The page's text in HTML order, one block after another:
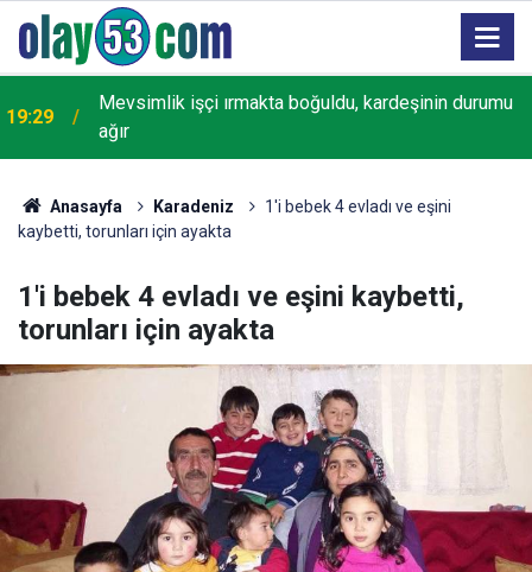
18:22 Rize'de "Yaşayan Miras Şöleni" başladı
Anasayfa Karadeniz
1'i bebek 4 evladı ve eşini
kaybetti, torunları için ayakta
1'i bebek 4 evladı ve eşini kaybetti,
torunları için ayakta